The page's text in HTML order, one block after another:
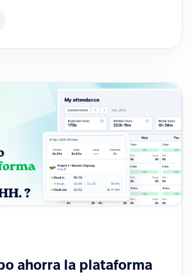
ahorra la plataforma